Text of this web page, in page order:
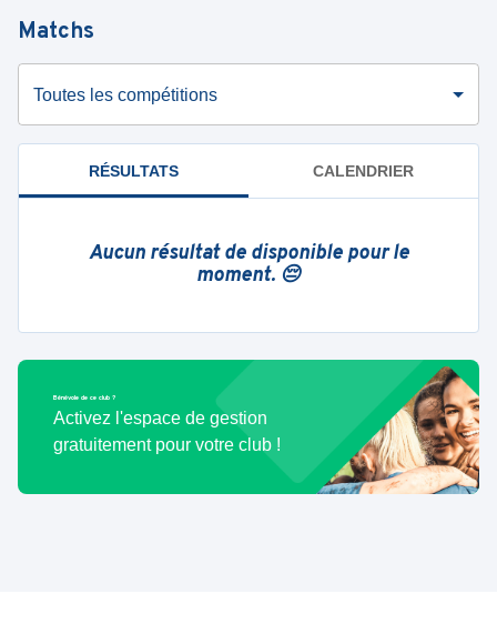
Matchs
Toutes les compétitions
RÉSULTATS CALENDRIER
Aucun résultat de disponible pour le
moment. 😔
Bénévole de ce club ?
Activez l'espace de gestion
gratuitement pour votre club !